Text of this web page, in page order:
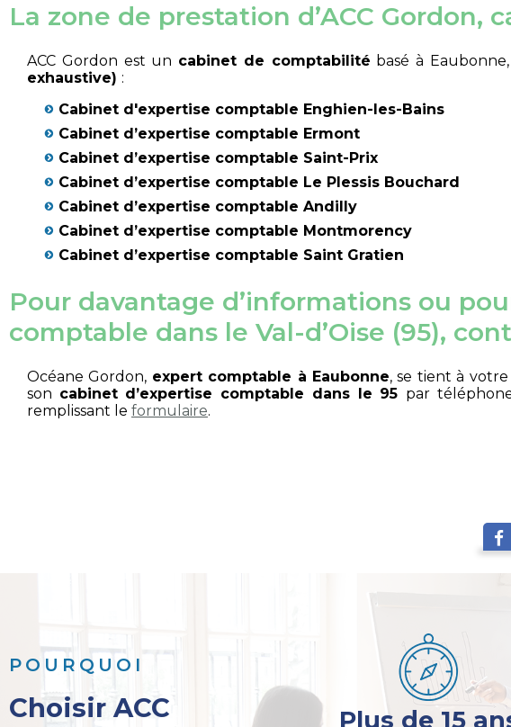
La zone de prestation d’ACC Gordon,
ACC Gordon est un cabinet de comptabilité basé à
exhaustive) :
Cabinet d'expertise comptable Enghien-les-Bains
Cabinet d’expertise comptable Ermont
Cabinet d’expertise comptable Saint-Prix
Cabinet d’expertise comptable Le Plessis Bouchard
Cabinet d’expertise comptable Andilly
Cabinet d’expertise comptable Montmorency
Cabinet d’expertise comptable Saint Gratien
Pour davantage d’informations ou
comptable dans le Val-d’Oise (95),
Océane Gordon, expert comptable à Eaubonne, se tient à
son cabinet d’expertise comptable dans le 95 par
remplissant le formulaire.
POURQUOI
Choisir ACC
Plus de 15